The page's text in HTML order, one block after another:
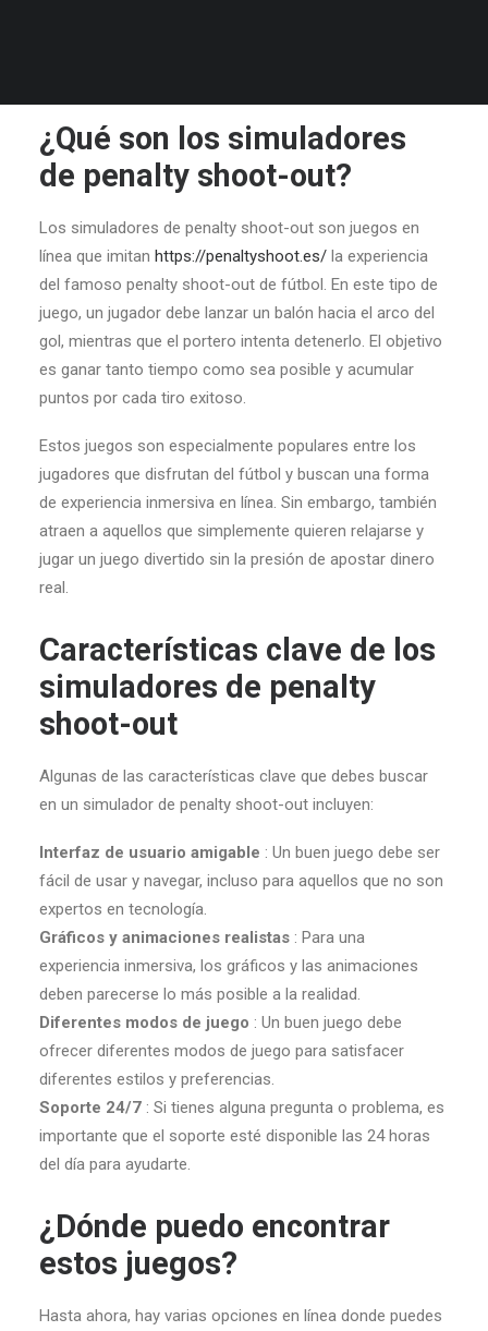
¿Qué son los simuladores
de penalty shoot-out?
Los simuladores de penalty shoot-out son juegos en
línea que imitan https://penaltyshoot.es/ la experiencia
del famoso penalty shoot-out de fútbol. En este tipo de
juego, un jugador debe lanzar un balón hacia el arco del
gol, mientras que el portero intenta detenerlo. El objetivo
es ganar tanto tiempo como sea posible y acumular
puntos por cada tiro exitoso.
Estos juegos son especialmente populares entre los
jugadores que disfrutan del fútbol y buscan una forma
de experiencia inmersiva en línea. Sin embargo, también
atraen a aquellos que simplemente quieren relajarse y
jugar un juego divertido sin la presión de apostar dinero
real.
Características clave de los
simuladores de penalty
shoot-out
Algunas de las características clave que debes buscar
en un simulador de penalty shoot-out incluyen:
Interfaz de usuario amigable : Un buen juego debe ser
fácil de usar y navegar, incluso para aquellos que no son
expertos en tecnología.
Gráficos y animaciones realistas : Para una
experiencia inmersiva, los gráficos y las animaciones
deben parecerse lo más posible a la realidad.
Diferentes modos de juego : Un buen juego debe
ofrecer diferentes modos de juego para satisfacer
diferentes estilos y preferencias.
Soporte 24/7 : Si tienes alguna pregunta o problema, es
importante que el soporte esté disponible las 24 horas
del día para ayudarte.
¿Dónde puedo encontrar
estos juegos?
Hasta ahora, hay varias opciones en línea donde puedes